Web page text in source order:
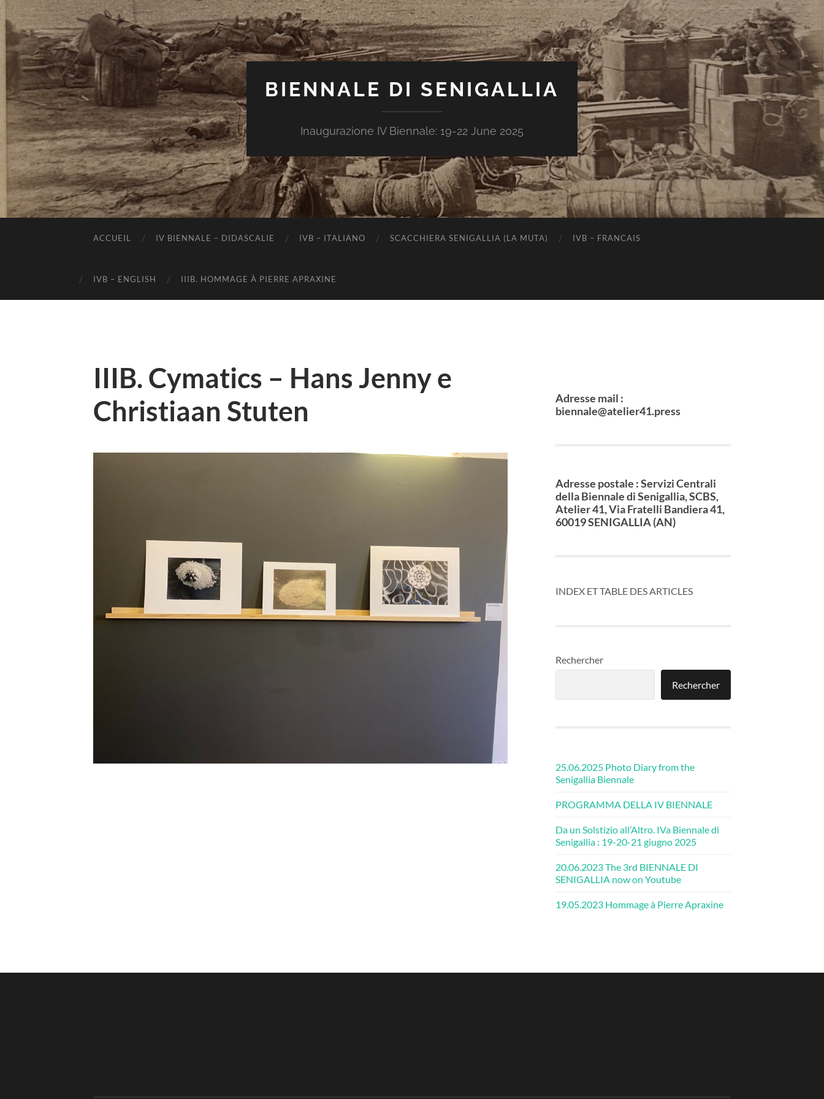
BIENNALE DI SENIGALLIA
Inaugurazione IV Biennale: 19-22 June 2025
ACCUEIL IV BIENNALE – DIDASCALIE IVB – ITALIANO SCACCHIERA SENIGALLIA (LA MUTA) IVB – FRANCAIS
IVB – ENGLISH IIIB. HOMMAGE À PIERRE APRAXINE
IIIB. Cymatics – Hans Jenny e
Christiaan Stuten
Adresse mail :
biennale@atelier41.press
Adresse postale : Servizi Centrali
della Biennale di Senigallia, SCBS,
Atelier 41, Via Fratelli Bandiera 41,
60019 SENIGALLIA (AN)
INDEX ET TABLE DES ARTICLES
Rechercher
Rechercher
25.06.2025 Photo Diary from the
Senigallia Biennale
PROGRAMMA DELLA IV BIENNALE
Da un Solstizio all’Altro. IVa Biennale di
Senigallia : 19-20-21 giugno 2025
20.06.2023 The 3rd BIENNALE DI
SENIGALLIA now on Youtube
19.05.2023 Hommage à Pierre Apraxine